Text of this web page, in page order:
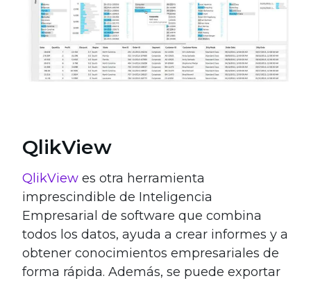
QlikView
QlikView es otra herramienta
imprescindible de Inteligencia
Empresarial de software que combina
todos los datos, ayuda a crear informes y a
obtener conocimientos empresariales de
forma rápida. Además, se puede exportar